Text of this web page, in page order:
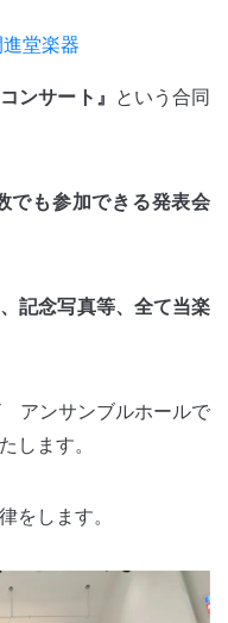
進堂楽器
ンサート』 という合同
でも参加できる発表会
記念写真等、全て当楽
アンサンブルホールで
します。
をします。